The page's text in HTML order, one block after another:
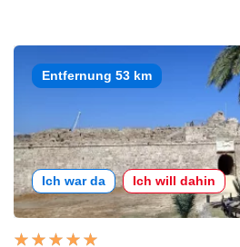
Entfernung 53 km
Ich war da Ich will dahin